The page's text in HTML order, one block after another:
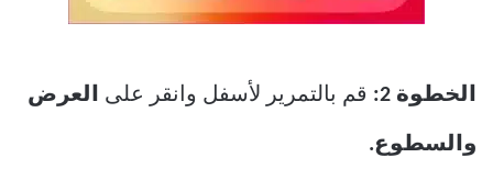
الخطوة 2: قم بالتمرير لأسفل وانقر على العرض
والسطوع.